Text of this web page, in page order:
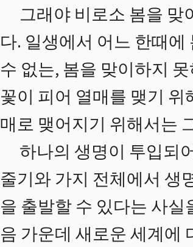
그래야 비로소 봄을 맞
다. 일생에서 어느 한때
수 없는, 봄을 맞이하지
꽃이 피어 열매를 맺기
매로 맺어지기 위해서는
하나의 생명이 투입되
줄기와 가지 전체에서 생
을 출발할 수 있다는 사
음 가운데 새로운 세계에